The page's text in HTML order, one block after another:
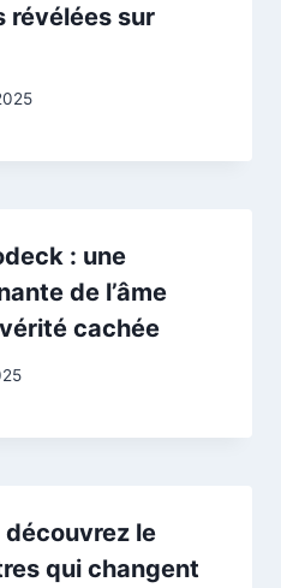
révélées sur
: une
de l’âme
cachée
le
qui changent